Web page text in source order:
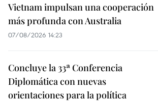
Vietnam impulsan una cooperación
más profunda con Australia
07/08/2026 14:23
Concluye la 33ª Conferencia
Diplomática con nuevas
orientaciones para la política